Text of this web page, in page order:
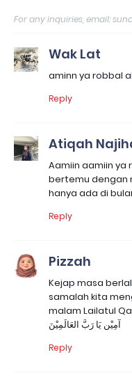
For any inquiries, email:
Wak Lat
aminn ya robbal
Reply
Atiqah
Aamiin aamiin ya
bertemu dengan
hanya ada di
Reply
Pizzah
Kejap masa
samalah kita
malam Lailatul
آمِيْن يَا رَبَّ العَالَمِيْنَ
Reply